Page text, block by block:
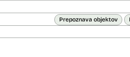
Prepoznava objektov